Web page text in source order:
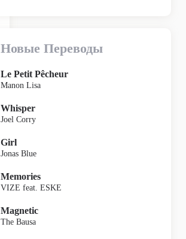
Новые Переводы
Le Petit Pêcheur
Manon Lisa
Whisper
Joel Corry
Girl
Jonas Blue
Memories
VIZE feat. ESKE
Magnetic
The Bausa